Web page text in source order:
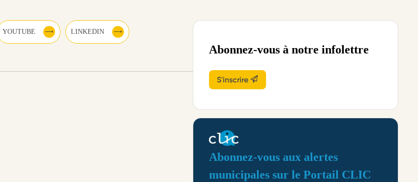
YOUTUBE LINKEDIN
Abonnez-vous à notre infolettre
S'inscrire
Abonnez-vous aux alertes
municipales sur le Portail CLIC